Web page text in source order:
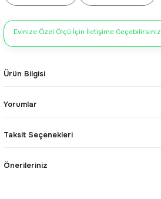
Evinize Özel Ölçü İçin İletişime Geçebilirsiniz
Ürün Bilgisi
Yorumlar
Taksit Seçenekleri
Önerileriniz